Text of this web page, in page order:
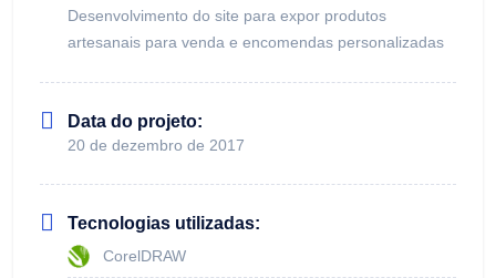
Desenvolvimento do site para expor produtos
artesanais para venda e encomendas personalizadas
Data do projeto:
20 de dezembro de 2017
Tecnologias utilizadas:
CorelDRAW